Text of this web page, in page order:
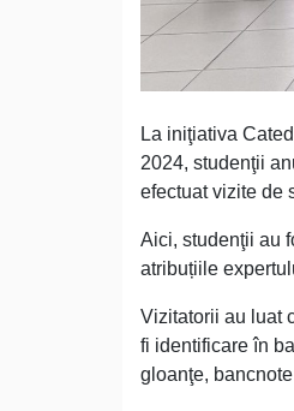
La iniţiativa
2024, studenţii
efectuat vizite de
Aici, studenţii au
atribuțiile
Vizitatorii au luat
fi identificare în
gloanţe,